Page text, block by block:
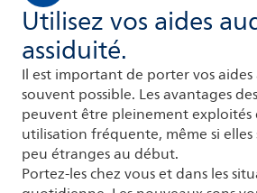
Utilisez vos aides
assiduité.
Il est important de porter vos
souvent possible. Les avantages
peuvent être pleinement exploités
utilisation fréquente, même si
peu étranges au début.
Portez-les chez vous et dans les